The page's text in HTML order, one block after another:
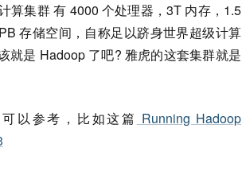
算集群 有 4000 个处理器，3T 内存，1.5
PB 存储空间，自称足以跻身世界超级计算
就是 Hadoop 了吧? 雅虎的这套集群就是
以参考，比如这篇 Running Hadoop